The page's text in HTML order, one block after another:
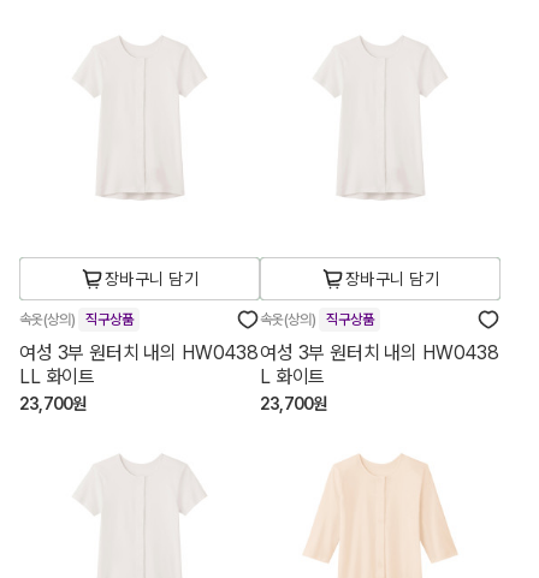
장바구니 담기
속옷(상의) 직구상품
여성 3부 원터치 내의 HW0438
LL 화이트
23,700원
장바구니 담기
속옷(상의) 직구상품
여성 3부 원터치 내의 HW0438
L 화이트
23,700원